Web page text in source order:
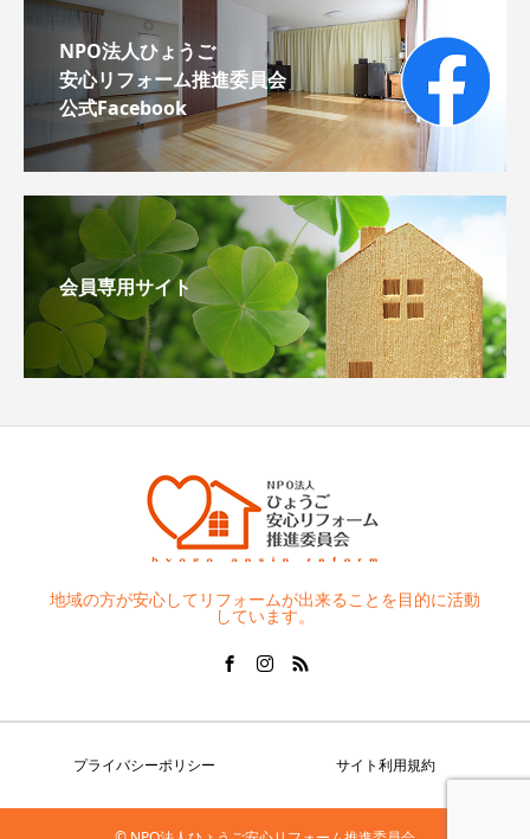
NPO法人ひょうご
安心リフォーム推進委員会
公式Facebook
会員専用サイト
地域の方が安心してリフォームが出来ることを目的に活動
しています。
プライバシーポリシー サイト利用規約